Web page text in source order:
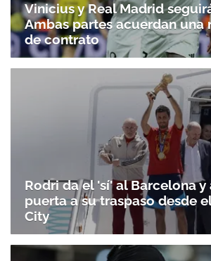
Vinicius y Real Madrid
Ambas partes acuerdan una
de contrato
Rodri da el 'sí' al Barcelona y
puerta a su traspaso desde
City